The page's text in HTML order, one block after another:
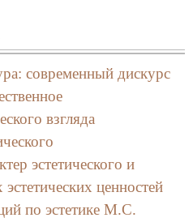
современный дискурс
взгляда
эстетического и
ценностей
по эстетике М.С.